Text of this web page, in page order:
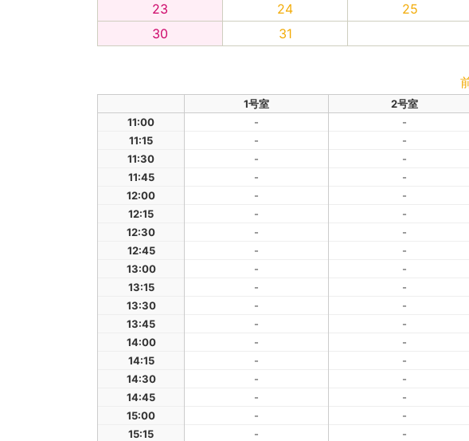
23
24 25
30
31
1号室 2号室
11:00
- -
11:15
- -
11:30
- -
11:45
- -
12:00
- -
12:15
- -
12:30
- -
12:45
- -
13:00
- -
13:15
- -
13:30
- -
13:45
- -
14:00
- -
14:15
- -
14:30
- -
14:45
- -
15:00
- -
15:15
- -